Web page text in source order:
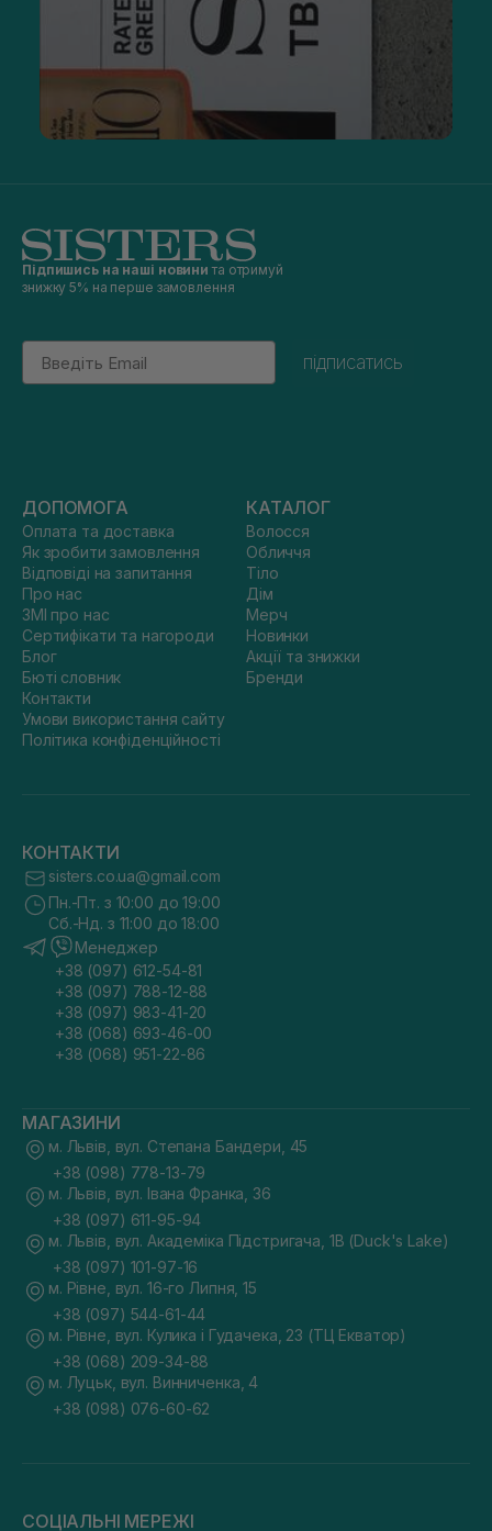
Підпишись на наші новини та отримуй
знижку 5% на перше замовлення
Email
підписатись
ДОПОМОГА
Оплата та доставка
Як зробити замовлення
Відповіді на запитання
Про нас
ЗМІ про нас
Сертифікати та нагороди
Блог
Бюті словник
Контакти
Умови використання сайту
Політика конфіденційності
КАТАЛОГ
Волосся
Обличчя
Тіло
Дім
Мерч
Новинки
Акції та знижки
Бренди
КОНТАКТИ
sisters.co.ua@gmail.com
Пн.-Пт. з 10:00 до 19:00
Сб.-Нд. з 11:00 до 18:00
Менеджер
+38 (097) 612-54-81
+38 (097) 788-12-88
+38 (097) 983-41-20
+38 (068) 693-46-00
+38 (068) 951-22-86
МАГАЗИНИ
м. Львів, вул. Степана Бандери, 45
+38 (098) 778-13-79
м. Львів, вул. Івана Франка, 36
+38 (097) 611-95-94
м. Львів, вул. Академіка Підстригача, 1В (Duck's Lake)
+38 (097) 101-97-16
м. Рівне, вул. 16-го Липня, 15
+38 (097) 544-61-44
м. Рівне, вул. Кулика і Гудачека, 23 (ТЦ Екватор)
+38 (068) 209-34-88
м. Луцьк, вул. Винниченка, 4
+38 (098) 076-60-62
СОЦІАЛЬНІ МЕРЕЖІ